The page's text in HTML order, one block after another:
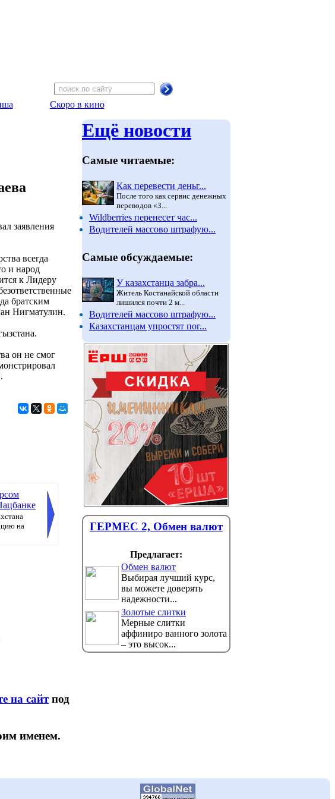
Скоро в кино
заявления
всегда
и народ
к Лидеру
братским
Нигматулин.
он не смог
на
Графа «против всех» на
выборах в Курултай: как
будет выглядеть бюллетень
На заседании Центральной
на сайтпод
именем.
Ещё новости
Самые читаемые:
Как перевести деньг...
После того как сервис денежных
переводов «З...
Wildberries перенесет час...
Водителей массово штрафую...
Самые обсуждаемые:
У казахстанца забра...
Житель Костанайской области
лишился почти 2 м...
Водителей массово штрафую...
Казахстанцам упростят пог...
ГЕРМЕС 2, Обмен валют
Предлагает:
Обмен валют
Выбирая лучший курс,
вы можете доверять
надежности...
Золотые слитки
Мерные слитки
аффиниро ванного золота
– это высок...